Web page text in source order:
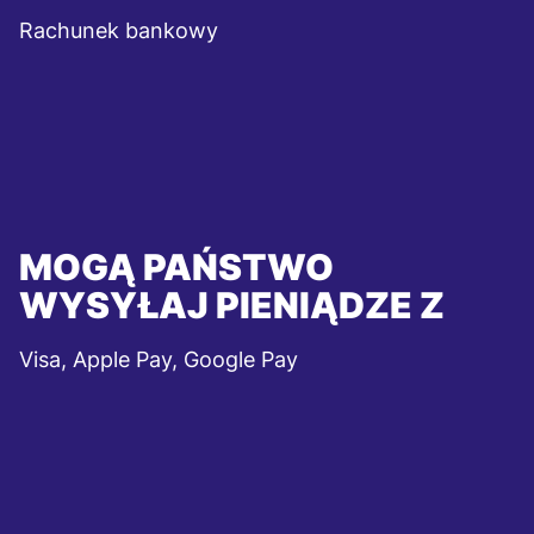
Rachunek bankowy
MOGĄ PAŃSTWO
WYSYŁAJ PIENIĄDZE Z
Visa, Apple Pay, Google Pay